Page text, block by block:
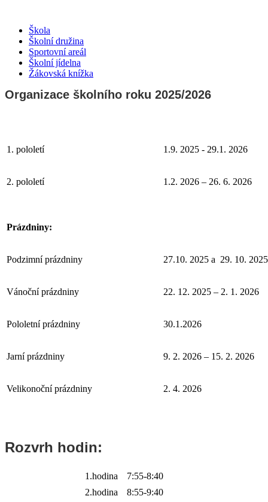
Škola
Školní družina
Sportovní areál
Školní jídelna
Žákovská knížka
Organizace školního roku 2025/2026
1. pololetí 1.9. 2025 - 29.1. 2026
2. pololetí 1.2. 2026 – 26. 6. 2026
Prázdniny:
Podzimní prázdniny 27.10. 2025 a 29. 10. 2025
Vánoční prázdniny 22. 12. 2025 – 2. 1. 2026
Pololetní prázdniny 30.1.2026
Jarní prázdniny 9. 2. 2026 – 15. 2. 2026
Velikonoční prázdniny 2. 4. 2026
Rozvrh hodin:
1.hodina
7:55-8:40
2.hodina
8:55-9:40